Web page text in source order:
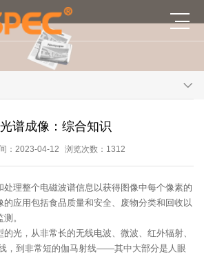
谱成像：综合知识
：2023-04-12 浏览次数：1312
处理整个电磁波谱信息以获得图像中每个像素的
应用包括食品质量和安全、废物分类和回收以
。
光，从非常长的无线电波、微波、红外辐射、
，到非常短的伽马射线——其中大部分是人眼